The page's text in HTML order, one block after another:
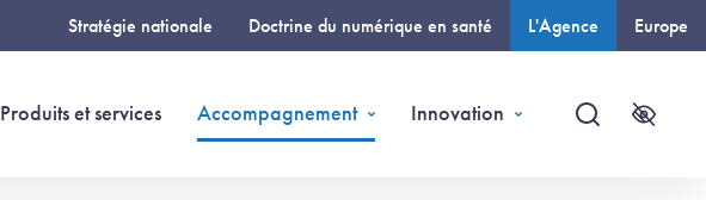
Stratégie nationale Doctrine du numérique en santé L'Agence Europe
Produits et services Accompagnement Innovation
Recherche